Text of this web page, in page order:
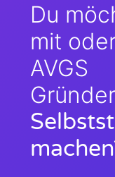
Du
mit
AVGS